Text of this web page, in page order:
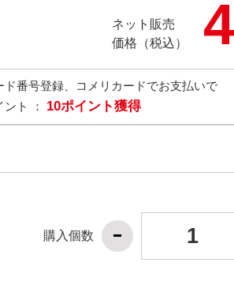
ネット販売
価格（税込）
ド番号登録、コメリカードでお支払いで
ント ： 10ポイント獲得
購入個数